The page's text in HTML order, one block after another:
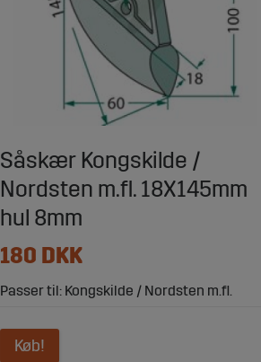
Såskær Kongskilde /
Nordsten m.fl. 18X145mm
hul 8mm
180 DKK
Passer til: Kongskilde / Nordsten m.fl.
Køb!